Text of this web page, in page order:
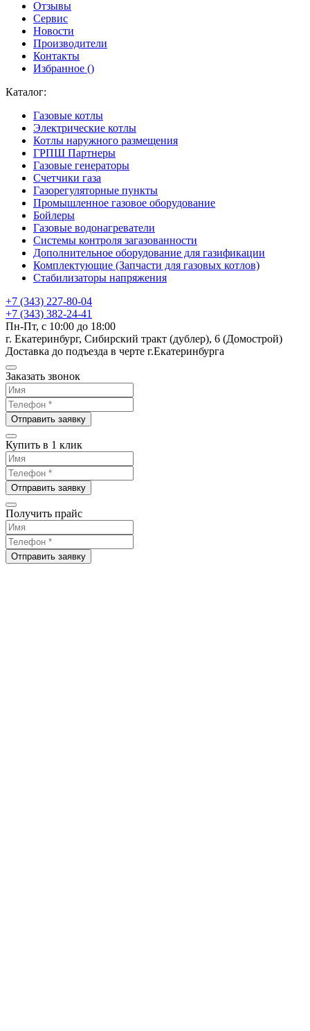
Отзывы
Сервис
Новости
Производители
Контакты
Избранное ()
Каталог:
Газовые котлы
Электрические котлы
Котлы наружного размещения
ГРПШ Партнеры
Газовые генераторы
Счетчики газа
Газорегуляторные пункты
Промышленное газовое оборудование
Бойлеры
Газовые водонагреватели
Системы контроля загазованности
Дополнительное оборудование для газификации
Комплектующие (Запчасти для газовых котлов)
Стабилизаторы напряжения
+7 (343) 227-80-04
+7 (343) 382-24-41
Пн-Пт, с 10:00 до 18:00
г. Екатеринбург, Сибирский тракт (дублер), 6 (Домострой)
Доставка до подъезда в черте г.Екатеринбурга
Заказать звонок
Отправить заявку
Купить в 1 клик
Отправить заявку
Получить прайс
Отправить заявку